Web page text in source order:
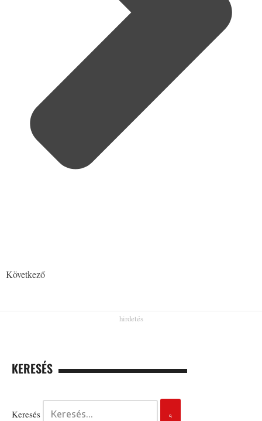
Következő
KERESÉS
Keresés